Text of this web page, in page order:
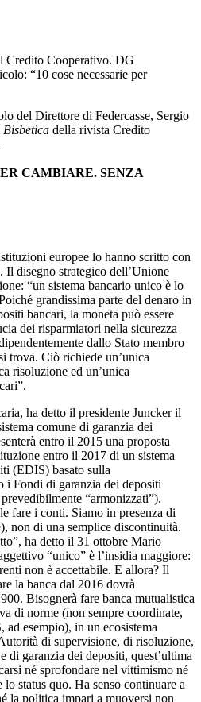
Credito Cooperativo. DG
“10 cose necessarie per
del Direttore di Federcasse, Sergio
Bisbetica della rivista Credito
CAMBIARE. SENZA
europee lo hanno scritto con
Il disegno strategico dell’Unione
“un sistema bancario unico è lo
grandissima parte del denaro in
bancari, la moneta può essere
dei risparmiatori nella sicurezza
dallo Stato membro
trova. Ciò richiede un’unica
risoluzione ed un’unica
ha detto il presidente Juncker il
comune di garanzia dei
entro il 2015 una proposta
entro il 2017 di un sistema
(EDIS) basato sulla
i Fondi di garanzia dei depositi
“armonizzati”).
fare i conti. Siamo in presenza di
non di una semplice discontinuità.
ha detto il 31 ottobre Mario
“unico” è l’insidia maggiore:
non è accettabile. E allora? Il
la banca dal 2016 dovrà
Bisognerà fare banca mutualistica
di norme (non sempre coordinate,
esempio), in un ecosistema
di supervisione, di risoluzione,
di garanzia dei depositi, quest’ultima
né sprofondare nel vittimismo né
status quo. Ha senso continuare a
la politica impari a muoversi non